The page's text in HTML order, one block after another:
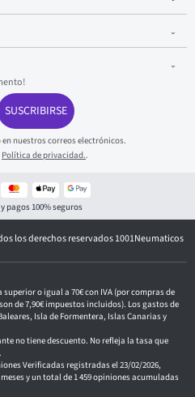
SUSCRIBIRSE
nuestros correos electrónicos.
Política de privacidad..
pagos 100% seguros
los derechos reservados 1001Neumaticos
o igual a 70€ con IVA (por compras de
de 7,90€ impuestos incluidos). Los gastos de
Isla de Formentera, Islas Canarias y
no tiene descuento. No refleja la tasa que
Verificadas registradas el 23/02/2026,
y un total de 1 459 opiniones acumuladas